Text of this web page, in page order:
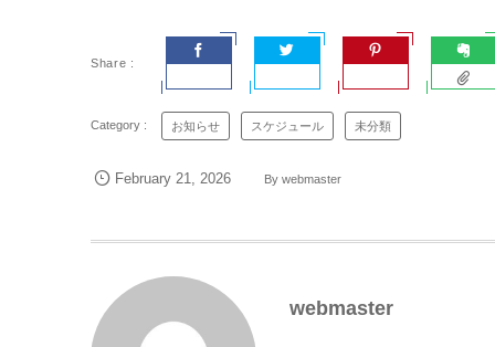
お知らせ スケジュール 未分類
February 21, 2026 By webmaster
webmaster